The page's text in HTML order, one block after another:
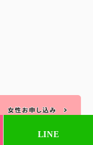
LINE